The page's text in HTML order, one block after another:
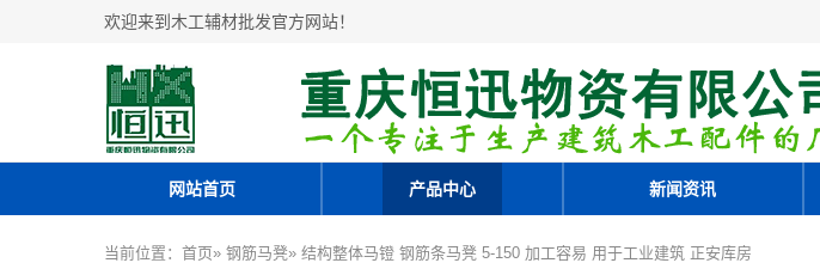
欢迎来到木工辅材批发官方网站！
网站首页 产品中心 新闻资讯
当前位置： 首页» 钢筋马凳» 结构整体马镫 钢筋条马凳 5-150 加工容易 用于工业建筑 正安库房